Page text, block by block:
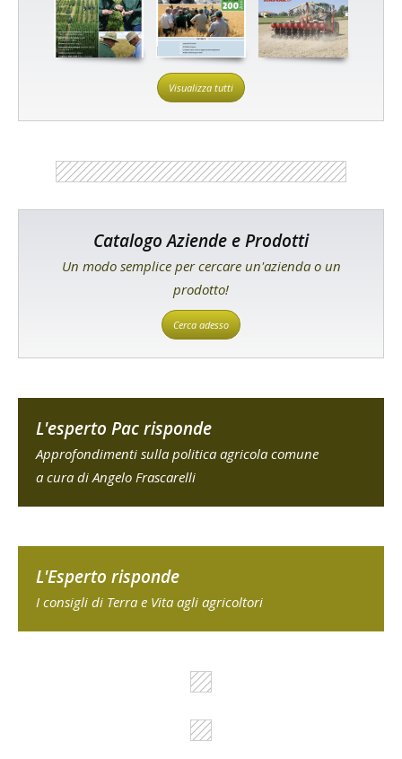
Visualizza tutti
Catalogo Aziende e Prodotti
Un modo semplice per cercare un'azienda o un
prodotto!
Cerca adesso
L'esperto Pac risponde
Approfondimenti sulla politica agricola comune
a cura di Angelo Frascarelli
L'Esperto risponde
I consigli di Terra e Vita agli agricoltori